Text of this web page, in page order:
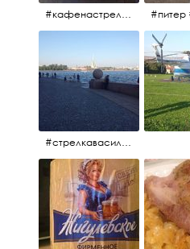
#кафенастрелкевасильевскогоострова #байкеры
#стрелкавасильевскогоострова #нева #река